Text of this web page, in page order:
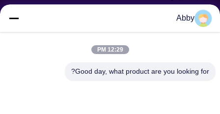
Abby
12:29 PM
Good day, what product are you looking for?